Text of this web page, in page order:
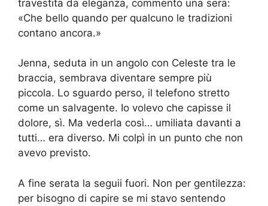
travestita da eleganza, commentò una sera:
«Che bello quando per qualcuno le tradizioni
contano ancora.»
Jenna, seduta in un angolo con Celeste tra le
braccia, sembrava diventare sempre più
piccola. Lo sguardo perso, il telefono stretto
come un salvagente. Io volevo che capisse il
dolore, sì. Ma vederla così… umiliata davanti a
tutti… era diverso. Mi colpì in un punto che non
avevo previsto.
A fine serata la seguii fuori. Non per gentilezza:
per bisogno di capire se mi stavo sentendo